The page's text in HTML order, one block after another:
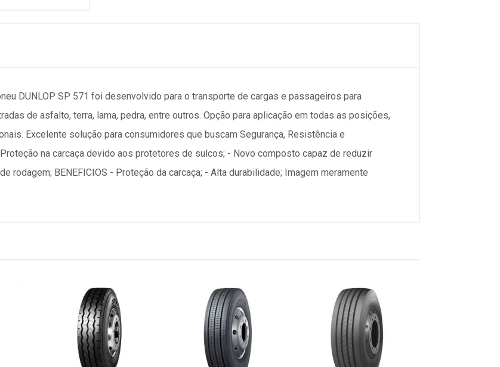
DUNLOP SP 571 foi desenvolvido para o transporte de cargas e passageiros para
de asfalto, terra, lama, pedra, entre outros. Opção para aplicação em todas as posições,
Excelente solução para consumidores que buscam Segurança, Resistência e
na carcaça devido aos protetores de sulcos; - Novo composto capaz de reduzir
rodagem; BENEFICIOS - Proteção da carcaça; - Alta durabilidade; Imagem meramente